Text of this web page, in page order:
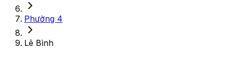
Phường 4
Lê Bình